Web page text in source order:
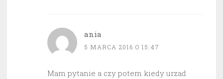
ania
5 MARCA 2016 O 15:47
Mam pytanie a czy potem kiedy urzad